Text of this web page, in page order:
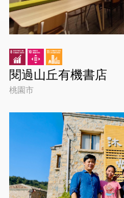
閱過山丘有機書店
桃園市